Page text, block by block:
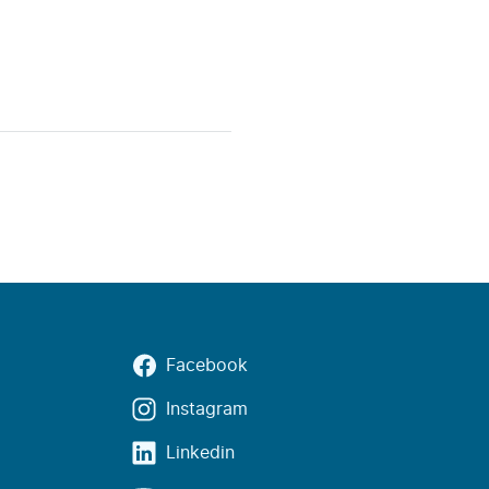
Facebook
Instagram
Linkedin